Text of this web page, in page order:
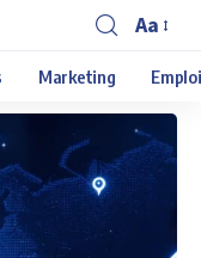
Aa
Marketing